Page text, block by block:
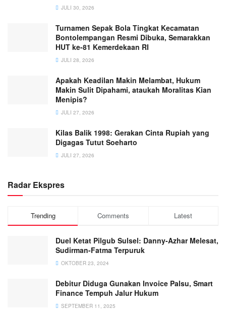
JULI 30, 2026
Turnamen Sepak Bola Tingkat Kecamatan
Bontolempangan Resmi Dibuka, Semarakkan
HUT ke-81 Kemerdekaan RI
JULI 28, 2026
Apakah Keadilan Makin Melambat, Hukum
Makin Sulit Dipahami, ataukah Moralitas Kian
Menipis?
JULI 27, 2026
Kilas Balik 1998: Gerakan Cinta Rupiah yang
Digagas Tutut Soeharto
JULI 27, 2026
Radar Ekspres
Trending Comments Latest
Duel Ketat Pilgub Sulsel: Danny-Azhar Melesat,
Sudirman-Fatma Terpuruk
OKTOBER 23, 2024
Debitur Diduga Gunakan Invoice Palsu, Smart
Finance Tempuh Jalur Hukum
SEPTEMBER 11, 2025